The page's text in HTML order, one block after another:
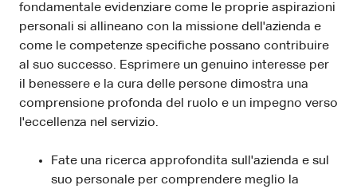
fondamentale evidenziare come le proprie aspirazioni
personali si allineano con la missione dell'azienda e
come le competenze specifiche possano contribuire
al suo successo. Esprimere un genuino interesse per
il benessere e la cura delle persone dimostra una
comprensione profonda del ruolo e un impegno verso
l'eccellenza nel servizio.
Fate una ricerca approfondita sull'azienda e sul
suo personale per comprendere meglio la